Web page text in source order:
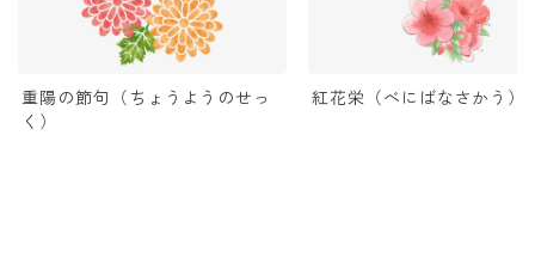
重陽の節句（ちょうようのせっ
く）
紅花栄（べにばなさかう）